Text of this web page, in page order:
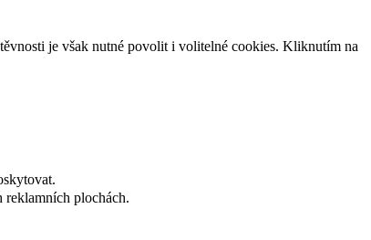
je však nutné povolit i volitelné cookies. Kliknutím na
reklamních plochách.